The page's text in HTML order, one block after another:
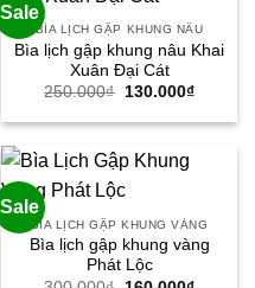
Sale
BÌA LỊCH GẬP KHUNG NÂU
Bìa lịch gập khung nâu Khai
Xuân Đại Cát
250.000₫
Giá
là:
130.000₫Giá
tại
Sale
BÌA LỊCH GẬP KHUNG VÀNG
Bìa lịch gập khung vàng
Phát Lộc